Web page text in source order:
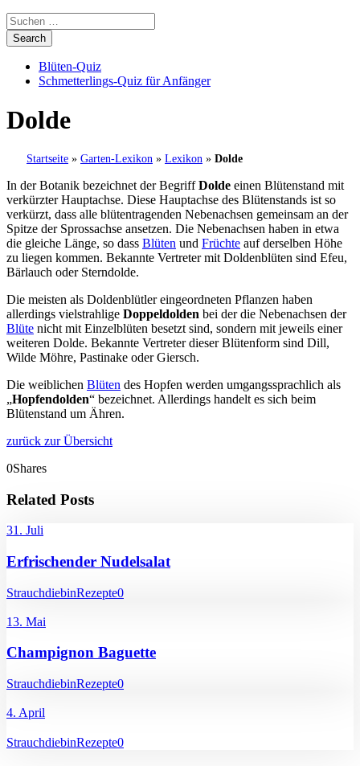
Blüten-Quiz
Schmetterlings-Quiz für Anfänger
Dolde
Startseite » Garten-Lexikon » Lexikon » Dolde
In der Botanik bezeichnet der BegriffDolde einen Blütenstand mit
verkürzter Hauptachse. Diese Hauptachse des Blütenstands ist so
verkürzt, dass alle blütentragenden Nebenachsen gemeinsam an der
Spitze der Sprossachse ansetzen. Die Nebenachsen haben in etwa
die gleiche Länge, so dass Blüten und Früchte auf derselben Höhe
zu liegen kommen. Bekannte Vertreter mit Doldenblüten sind Efeu,
Bärlauch oder Sterndolde.
Die meisten als Doldenblütler eingeordneten Pflanzen haben
allerdings vielstrahlige Doppeldolden bei der die Nebenachsen der
Blüte nicht mit Einzelblüten besetzt sind, sondern mit jeweils einer
weiteren Dolde. Bekannte Vertreter dieser Blütenform sind Dill,
Wilde Möhre, Pastinake oder Giersch.
Die weiblichen Blüten des Hopfen werden umgangssprachlich als
„Hopfendolden“ bezeichnet. Allerdings handelt es sich beim
Blütenstand um Ähren.
zurück zur Übersicht
0Shares
Related Posts
31. Juli
Erfrischender Nudelsalat
StrauchdiebinRezepte0
13. Mai
Champignon Baguette
StrauchdiebinRezepte0
4. April
StrauchdiebinRezepte0